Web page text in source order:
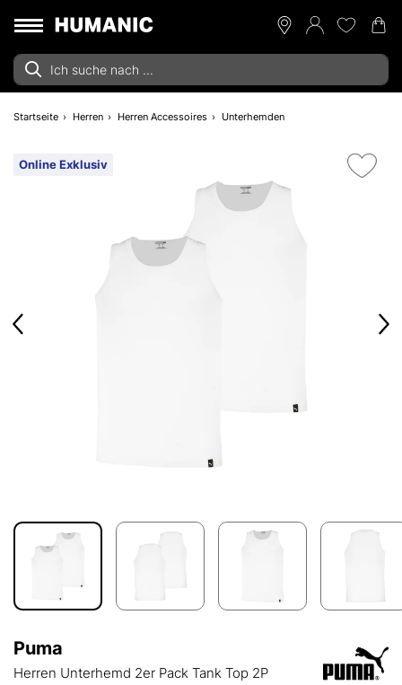
Startseite Herren Herren Accessoires Unterhemden
Online Exklusiv
Puma
Herren Unterhemd 2er Pack Tank Top 2P